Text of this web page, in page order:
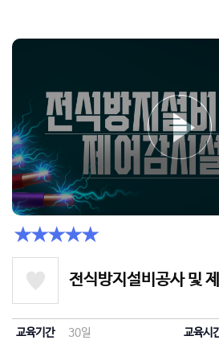
★★★★★
전식방지설비공사 및
교육기간 30일 교육시